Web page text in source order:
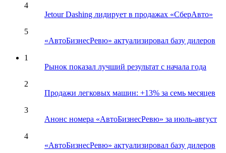
4
Jetour Dashing лидирует в продажах «СберАвто»
5
«АвтоБизнесРевю» актуализировал базу дилеров
1
Рынок показал лучший результат с начала года
2
Продажи легковых машин: +13% за семь месяцев
3
Анонс номера «АвтоБизнесРевю» за июль-август
4
«АвтоБизнесРевю» актуализировал базу дилеров